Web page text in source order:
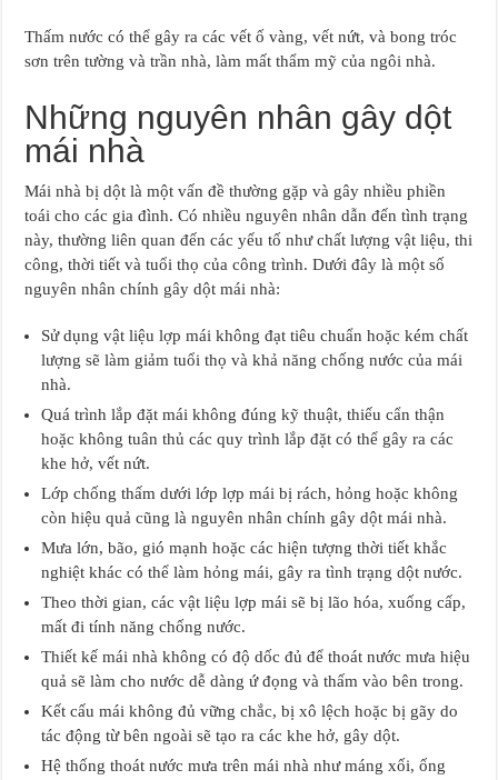
Thấm nước có thể gây ra các vết ố vàng, vết nứt, và bong tróc
sơn trên tường và trần nhà, làm mất thẩm mỹ của ngôi nhà.
Những nguyên nhân gây dột
mái nhà
Mái nhà bị dột là một vấn đề thường gặp và gây nhiều phiền
toái cho các gia đình. Có nhiều nguyên nhân dẫn đến tình trạng
này, thường liên quan đến các yếu tố như chất lượng vật liệu, thi
công, thời tiết và tuổi thọ của công trình. Dưới đây là một số
nguyên nhân chính gây dột mái nhà:
Sử dụng vật liệu lợp mái không đạt tiêu chuẩn hoặc kém chất
lượng sẽ làm giảm tuổi thọ và khả năng chống nước của mái
nhà.
Quá trình lắp đặt mái không đúng kỹ thuật, thiếu cẩn thận
hoặc không tuân thủ các quy trình lắp đặt có thể gây ra các
khe hở, vết nứt.
Lớp chống thấm dưới lớp lợp mái bị rách, hỏng hoặc không
còn hiệu quả cũng là nguyên nhân chính gây dột mái nhà.
Mưa lớn, bão, gió mạnh hoặc các hiện tượng thời tiết khắc
nghiệt khác có thể làm hỏng mái, gây ra tình trạng dột nước.
Theo thời gian, các vật liệu lợp mái sẽ bị lão hóa, xuống cấp,
mất đi tính năng chống nước.
Thiết kế mái nhà không có độ dốc đủ để thoát nước mưa hiệu
quả sẽ làm cho nước dễ dàng ứ đọng và thấm vào bên trong.
Kết cấu mái không đủ vững chắc, bị xô lệch hoặc bị gãy do
tác động từ bên ngoài sẽ tạo ra các khe hở, gây dột.
Hệ thống thoát nước mưa trên mái nhà như máng xối, ống